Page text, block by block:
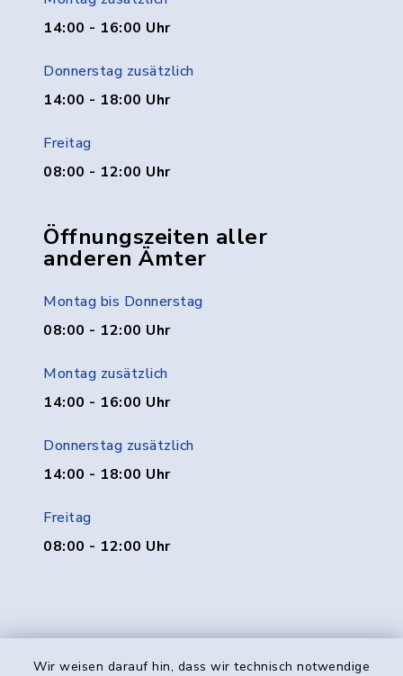
Wir weisen darauf hin, dass wir technisch notwendige
14:00 - 16:00 Uhr
Donnerstag zusätzlich
14:00 - 18:00 Uhr
Freitag
08:00 - 12:00 Uhr
Öffnungszeiten aller
anderen Ämter
Montag bis Donnerstag
08:00 - 12:00 Uhr
Montag zusätzlich
14:00 - 16:00 Uhr
Donnerstag zusätzlich
14:00 - 18:00 Uhr
Freitag
08:00 - 12:00 Uhr